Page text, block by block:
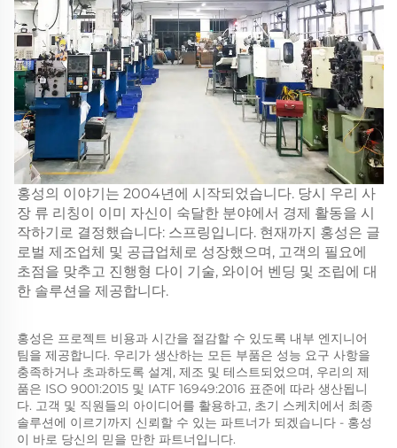
홍성의 이야기는 2004년에 시작되었습니다. 당시 우리 사
장 류 리칭이 이미 자신이 숙달한 분야에서 경제 활동을 시
작하기로 결정했습니다: 스프링입니다. 현재까지 홍성은 글
로벌 제조업체 및 공급업체로 성장했으며, 고객의 필요에
초점을 맞추고 진행형 다이 기술, 와이어 벤딩 및 조립에 대
한 솔루션을 제공합니다.
홍성은 프로젝트 비용과 시간을 절감할 수 있도록 내부 엔지니어
팀을 제공합니다. 우리가 생산하는 모든 부품은 성능 요구 사항을
충족하거나 초과하도록 설계, 제조 및 테스트되었으며, 우리의 제
품은 ISO 9001:2015 및 IATF 16949:2016 표준에 따라 생산됩니
다. 고객 및 직원들의 아이디어를 활용하고, 초기 스케치에서 최종
솔루션에 이르기까지 신뢰할 수 있는 파트너가 되겠습니다 - 홍성
이 바로 당신의 믿을 만한 파트너입니다.